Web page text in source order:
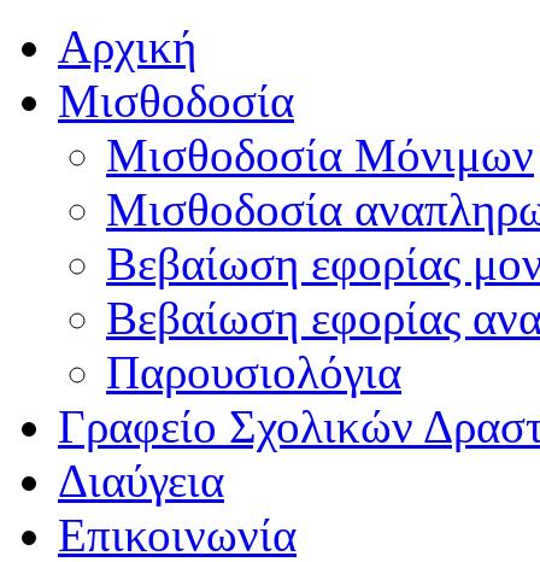
Αρχική
Μισθοδοσία
Μισθοδοσία Μόνιμων
Μισθοδοσία
Βεβαίωση εφορίας
Βεβαίωση εφορίας
Παρουσιολόγια
Γραφείο Σχολικών
Διαύγεια
Επικοινωνία